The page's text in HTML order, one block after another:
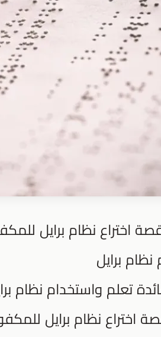
اختراع نظام برايل
برايل
تعلم واستخدام نظام
اختراع نظام برايل